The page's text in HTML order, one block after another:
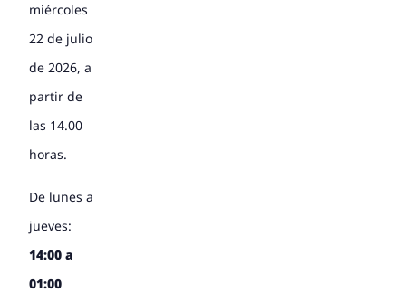
miércoles
22 de julio
de 2026, a
partir de
las 14.00
horas.
De lunes a
jueves:
14:00 a
01:00